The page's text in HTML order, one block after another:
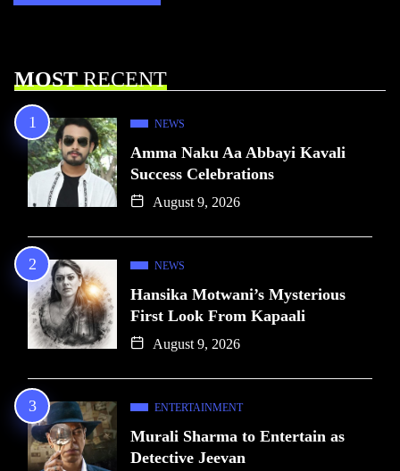
MOSTRECENT
NEWS
Amma Naku Aa Abbayi Kavali
Success Celebrations
August 9, 2026
NEWS
Hansika Motwani’s Mysterious
First Look From Kapaali
August 9, 2026
ENTERTAINMENT
Murali Sharma to Entertain as
Detective Jeevan